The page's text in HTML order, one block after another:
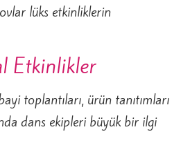
lüks etkinliklerin
Etkinlikler
toplantıları, ürün tanıtımları
dans ekipleri büyük bir ilgi